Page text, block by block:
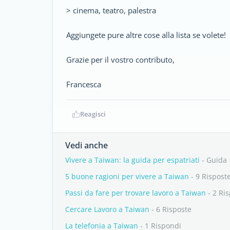
> cinema, teatro, palestra
Aggiungete pure altre cose alla lista se volete!
Grazie per il vostro contributo,
Francesca
Reagisci
Vedi anche
Vivere a Taiwan: la guida per espatriati - Guida
5 buone ragioni per vivere a Taiwan - 9 Risposte
Passi da fare per trovare lavoro a Taiwan - 2
Cercare Lavoro a Taiwan - 6 Risposte
La telefonia a Taiwan - 1 Rispondi